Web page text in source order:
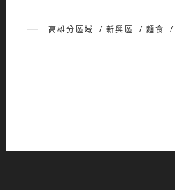
高雄分區域 / 新興區 / 麵食 /